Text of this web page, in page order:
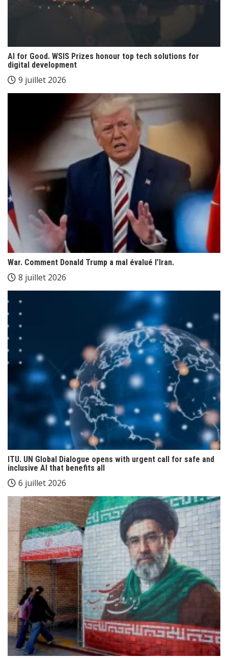
AI for Good. WSIS Prizes honour top tech solutions for
digital development
9 juillet 2026
War. Comment Donald Trump a mal évalué l’Iran.
8 juillet 2026
ITU. UN Global Dialogue opens with urgent call for safe and
inclusive AI that benefits all
6 juillet 2026